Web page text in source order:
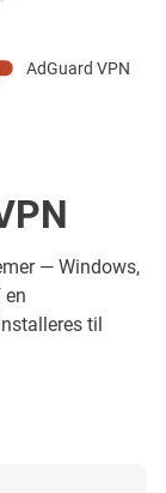
AdGuard VPN
— Windows,
en
til